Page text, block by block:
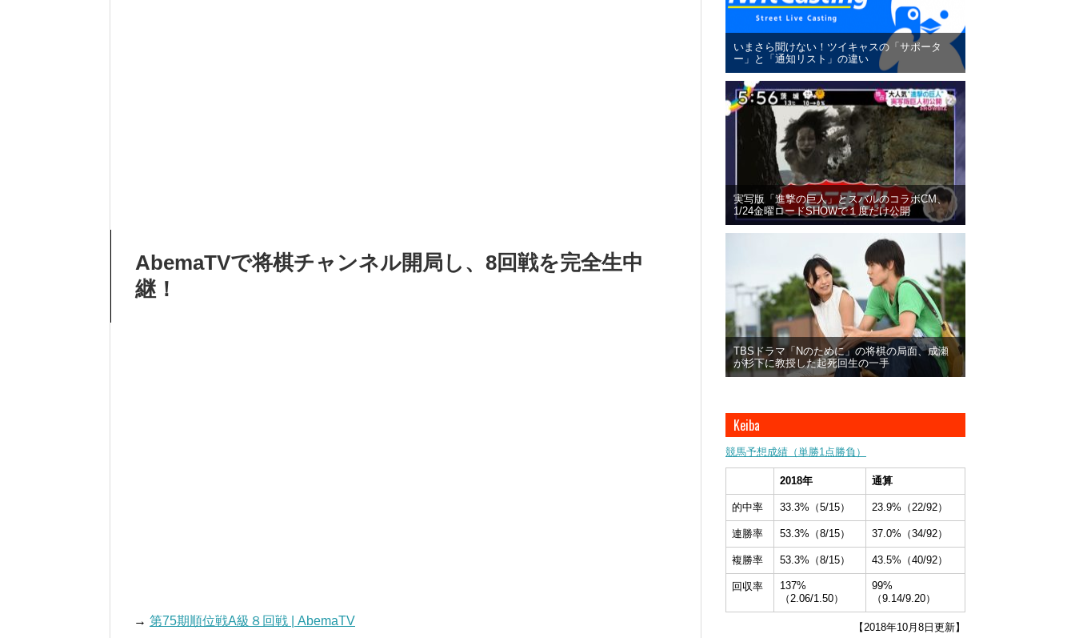
AbemaTVで将棋チャンネル開局し、8回戦を完全生中
継！
→ 第75期順位戦A級８回戦 | AbemaTV
いまさら聞けない！ツイキャスの「サポータ
ー」と「通知リスト」の違い
実写版「進撃の巨人」とスバルのコラボCM、
1/24金曜ロードSHOWで１度だけ公開
TBSドラマ「Nのために」の将棋の局面、成瀬
が杉下に教授した起死回生の一手
Keiba
競馬予想成績（単勝1点勝負）
2018年 通算
的中率 33.3%（5/15） 23.9%（22/92）
連勝率 53.3%（8/15） 37.0%（34/92）
複勝率 53.3%（8/15） 43.5%（40/92）
回収率
137%
（2.06/1.50）
99%
（9.14/9.20）
【2018年10月8日更新】